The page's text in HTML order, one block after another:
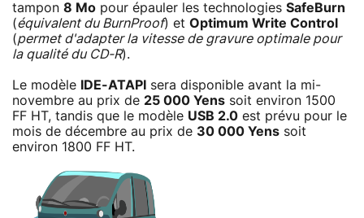
tampon 8 Mo pour épauler les technologies SafeBurn
(équivalent du BurnProof) et Optimum Write Control
(permet d'adapter la vitesse de gravure optimale pour
la qualité du CD-R).
Le modèle IDE-ATAPI
sera disponible avant la mi-
novembre au prix de 25 000 Yens soit environ 1500
FF HT, tandis que le modèle USB 2.0 est prévu pour le
mois de décembre au prix de 30 000 Yens soit
environ 1800 FF HT.